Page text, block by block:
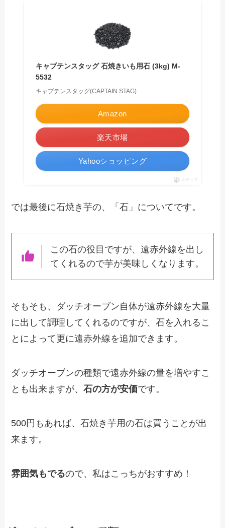
キャプテンスタッグ 石焼きいも用石 (3kg) M-
5532
キャプテンスタッグ(CAPTAIN STAG)
Amazon
楽天市場
Yahooショッピング
ポチップ
では最後に石焼き芋の、「石」についてです。
この石の役目ですが、遠赤外線を出し
てくれるので芋が美味しくなります。
そもそも、ダッチオーブン自体が遠赤外線を大量
に出して調理してくれるのですが、石を入れるこ
とによって更に遠赤外線を追加できます。
ダッチオーブンの種類で遠赤外線の量を増やすこ
とも出来ますが、石の方が安価です。
500円もあれば、石焼き芋用の石は買うことが出
来ます。
雰囲気もでるので、私はこっちがおすすめ！